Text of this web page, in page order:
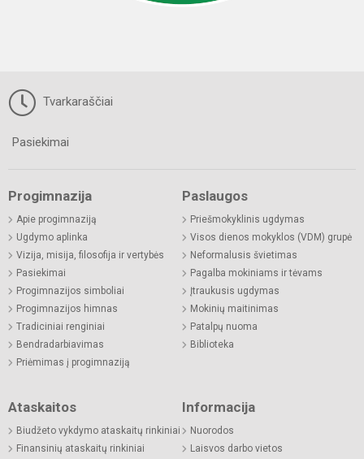
Tvarkaraščiai
Pasiekimai
Progimnazija
Apie progimnaziją
Ugdymo aplinka
Vizija, misija, filosofija ir vertybės
Pasiekimai
Progimnazijos simboliai
Progimnazijos himnas
Tradiciniai renginiai
Bendradarbiavimas
Priėmimas į progimnaziją
Paslaugos
Priešmokyklinis ugdymas
Visos dienos mokyklos (VDM) grupė
Neformalusis švietimas
Pagalba mokiniams ir tėvams
Įtraukusis ugdymas
Mokinių maitinimas
Patalpų nuoma
Biblioteka
Ataskaitos
Biudžeto vykdymo ataskaitų rinkiniai
Finansinių ataskaitų rinkiniai
Informacija
Nuorodos
Laisvos darbo vietos